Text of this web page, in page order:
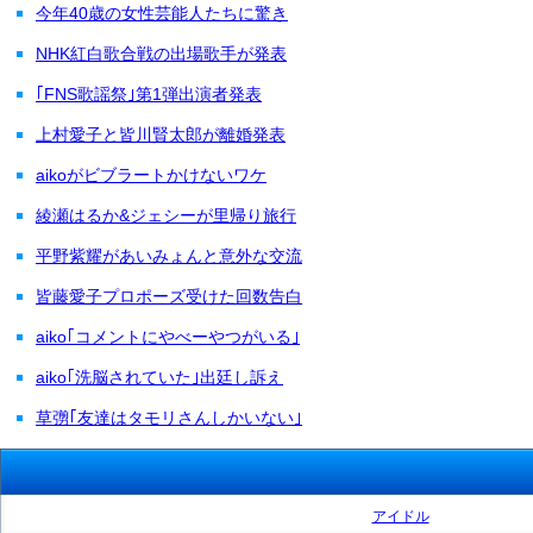
今年40歳の女性芸能人たちに驚き
NHK紅白歌合戦の出場歌手が発表
｢FNS歌謡祭｣第1弾出演者発表
上村愛子と皆川賢太郎が離婚発表
aikoがビブラートかけないワケ
綾瀬はるか&ジェシーが里帰り旅行
平野紫耀があいみょんと意外な交流
皆藤愛子プロポーズ受けた回数告白
aiko｢コメントにやべーやつがいる｣
aiko｢洗脳されていた｣出廷し訴え
草彅｢友達はタモリさんしかいない｣
アイドル